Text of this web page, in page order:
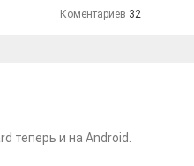
Коментариев 32
теперь и на Android.